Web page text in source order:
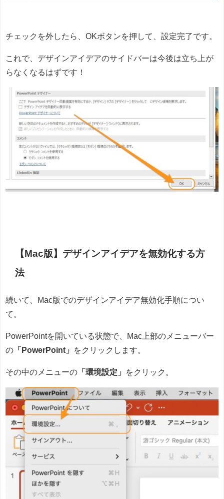
チェックを外したら、OKボタンを押して、設定完了です。
これで、デザインアイデアのサイドバーは今後は立ち上が
らなくなるはずです！
【Mac版】デザインアイデアを無効化する方
法
続いて、Mac版でのデザインアイデア無効化手順につい
て。
PowerPointを開いている状態で、Mac上部のメニューバー
の 「PowerPoint」 をクリックします。
その中のメニューの 「環境設定」 をクリック。